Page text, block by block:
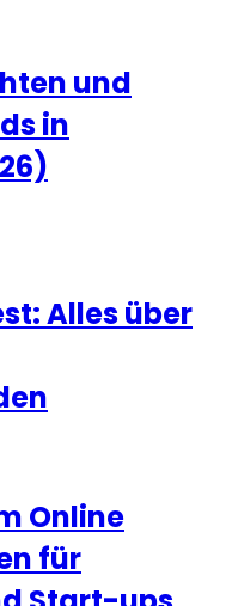
und
in
Alles über
Online
für